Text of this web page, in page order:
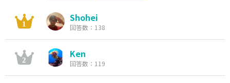
Shohei
回答数：138
Ken
回答数：119